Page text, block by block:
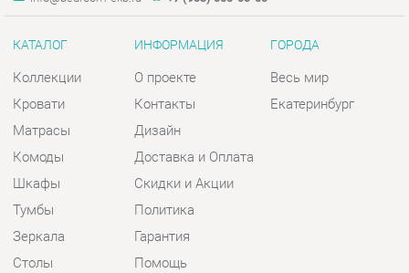
Комоды
Зеркала
Столы
Мягкая мебель
Комплектующие
Доставка и Оплата
Гарантия
Помощь
КОНТАКТЫ
Шоурум и склад самовывоза
Адрес: г. Екатеринбург, пер.